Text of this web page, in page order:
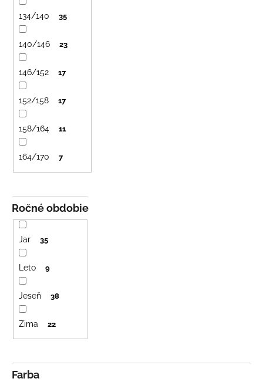
Farba
Ročné obdobie
Jar 35
Leto 9
Jeseň 38
Zima 22
134/140 35
140/146 23
146/152 17
152/158 17
158/164 11
164/170 7